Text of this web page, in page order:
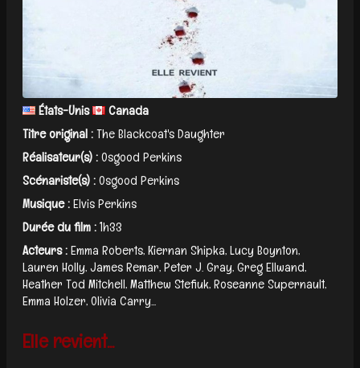
États-Unis
Canada
Titre original :The Blackcoat's Daughter
Réalisateur(s) :Osgood Perkins
Scénariste(s) :Osgood Perkins
Musique :Elvis Perkins
Durée du film :1h33
Acteurs :Emma Roberts, Kiernan Shipka, Lucy Boynton,
Lauren Holly, James Remar, Peter J. Gray, Greg Ellwand,
Heather Tod Mitchell, Matthew Stefiuk, Roseanne Supernault,
Emma Holzer, Olivia Carry...
Elle revient...